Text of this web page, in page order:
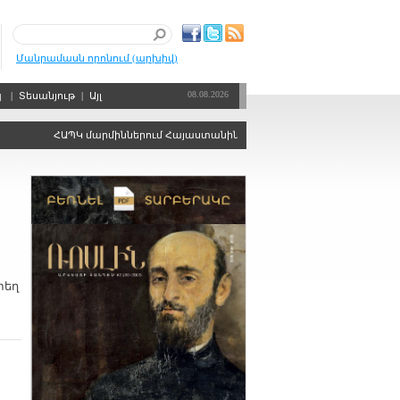
Մանրամասն որոնում (արխիվ)
| Տեսանյութ | Այլ 08.08.2026
ՀԱՊԿ մարմիններում Հայաստանին ձայնի իրավունքից զրկելու